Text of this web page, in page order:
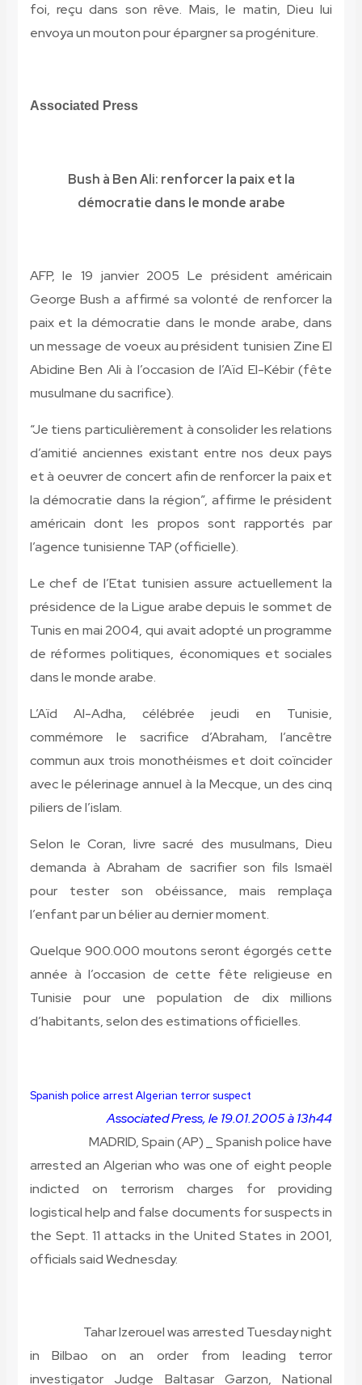
foi, reçu dans son rêve. Mais, le matin, Dieu lui
envoya un mouton pour épargner sa progéniture.
Associated Press
Bush à Ben Ali: renforcer la paix et la
démocratie dans le monde arabe
AFP, le 19 janvier 2005 Le président américain
George Bush a affirmé sa volonté de renforcer la
paix et la démocratie dans le monde arabe, dans
un message de voeux au président tunisien Zine El
Abidine Ben Ali à l’occasion de l’Aïd El-Kébir (fête
musulmane du sacrifice).
“Je tiens particulièrement à consolider les relations
d’amitié anciennes existant entre nos deux pays
et à oeuvrer de concert afin de renforcer la paix et
la démocratie dans la région”, affirme le président
américain dont les propos sont rapportés par
l’agence tunisienne TAP (officielle).
Le chef de l’Etat tunisien assure actuellement la
présidence de la Ligue arabe depuis le sommet de
Tunis en mai 2004, qui avait adopté un programme
de réformes politiques, économiques et sociales
dans le monde arabe.
L’Aïd Al-Adha, célébrée jeudi en Tunisie,
commémore le sacrifice d’Abraham, l’ancêtre
commun aux trois monothéismes et doit coïncider
avec le pélerinage annuel à la Mecque, un des cinq
piliers de l’islam.
Selon le Coran, livre sacré des musulmans, Dieu
demanda à Abraham de sacrifier son fils Ismaël
pour tester son obéissance, mais remplaça
l’enfant par un bélier au dernier moment.
Quelque 900.000 moutons seront égorgés cette
année à l’occasion de cette fête religieuse en
Tunisie pour une population de dix millions
d’habitants, selon des estimations officielles.
Spanish police arrest Algerian terror suspect
Associated Press, le 19.01.2005 à 13h44
MADRID, Spain (AP) _ Spanish police have
arrested an Algerian who was one of eight people
indicted on terrorism charges for providing
logistical help and false documents for suspects in
the Sept. 11 attacks in the United States in 2001,
officials said Wednesday.
Tahar Izerouel was arrested Tuesday night
in Bilbao on an order from leading terror
investigator Judge Baltasar Garzon, National